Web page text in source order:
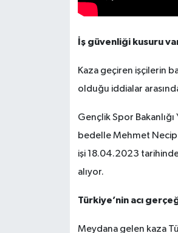
İş güvenliği kusuru
Kaza geçiren işçilerin
olduğu iddialar
Gençlik Spor
bedelle Mehmet Necip
işi 18.04.2023
alıyor.
Türkiye’nin acı
Meydana gelen kaza